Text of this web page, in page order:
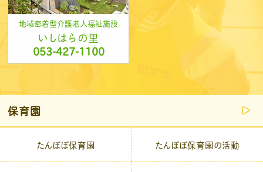
地域密着型介護老人福祉施設
いしはらの里
053-427-1100
保育園
たんぽぽ保育園 たんぽぽ保育園の活動